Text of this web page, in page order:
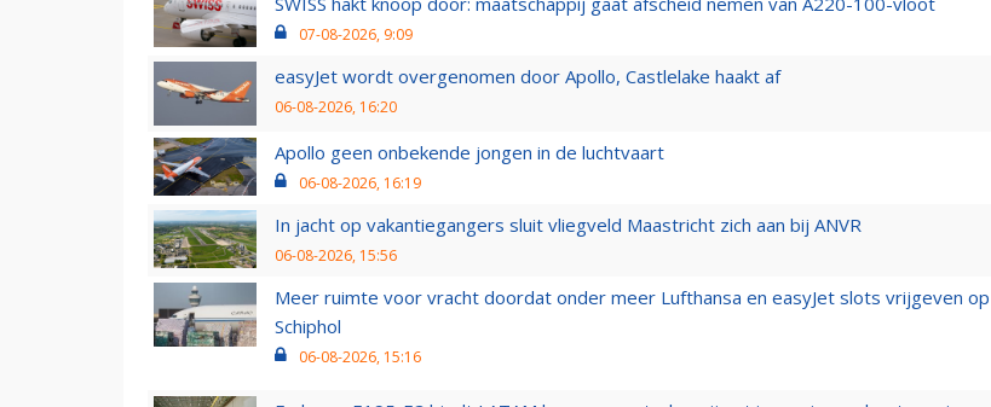
07-08-2026, 9:09
easyJet wordt overgenomen door Apollo, Castlelake haakt af
06-08-2026, 16:20
Apollo geen onbekende jongen in de luchtvaart
06-08-2026, 16:19
In jacht op vakantiegangers sluit vliegveld Maastricht zich aan bij ANVR
06-08-2026, 15:56
Meer ruimte voor vracht doordat onder meer Lufthansa en easyJet slots vrijgeven op
Schiphol
06-08-2026, 15:16